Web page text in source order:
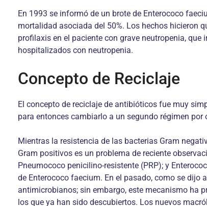
En 1993 se informó de un brote de Enterococo
mortalidad asociada del 50%. Los hechos hicieron
profilaxis en el paciente con grave neutropenia,
hospitalizados con neutropenia.
Concepto de Reciclaje
El concepto de reciclaje de antibióticos fue muy
para entonces cambiarlo a un segundo régimen
Mientras la resistencia de las bacterias Gram
Gram positivos es un problema de reciente
Pneumococo penicilino-resistente (PRP); y
de Enterococo faecium. En el pasado, como se
antimicrobianos; sin embargo, este mecanismo ha
los que ya han sido descubiertos. Los nuevos